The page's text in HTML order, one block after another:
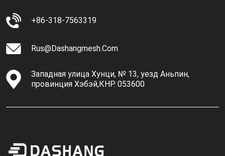
+86-318-7563319
Rus@dashangmesh.com
Западная улица Хунци, № 13, уезд Аньпин,
провинция Хэбэй,КНР. 053600